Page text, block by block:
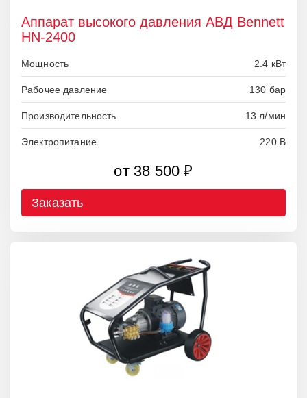
Аппарат высокого давления АВД Bennett
HN-2400
Мощность 2.4 кВт
Рабочее давление 130 бар
Производительность 13 л/мин
Электропитание 220 В
от 38 500 ₽
Заказать